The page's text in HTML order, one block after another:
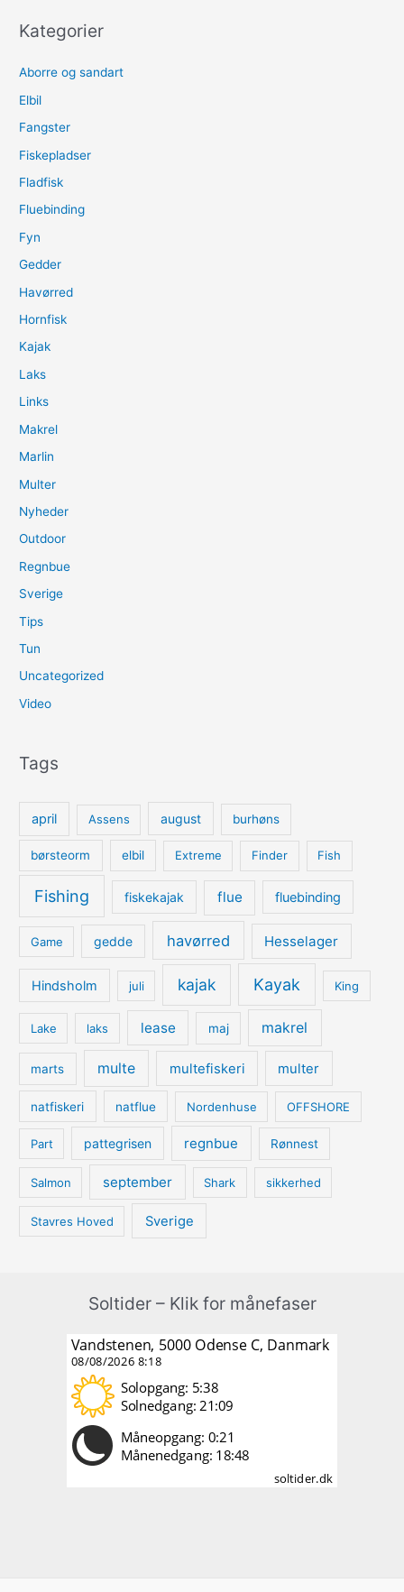
Kategorier
Aborre og sandart
Elbil
Fangster
Fiskepladser
Fladfisk
Fluebinding
Fyn
Gedder
Havørred
Hornfisk
Kajak
Laks
Links
Makrel
Marlin
Multer
Nyheder
Outdoor
Regnbue
Sverige
Tips
Tun
Uncategorized
Video
Tags
april Assens august burhøns
børsteorm elbil Extreme Finder Fish
Fishing fiskekajak flue fluebinding
Game gedde havørred Hesselager
Hindsholm juli kajak Kayak King
Lake laks lease maj makrel
marts multe multefiskeri multer
natfiskeri natflue Nordenhuse OFFSHORE
Part pattegrisen regnbue Rønnest
Salmon september Shark sikkerhed
Stavres Hoved Sverige
Soltider – Klik for månefaser